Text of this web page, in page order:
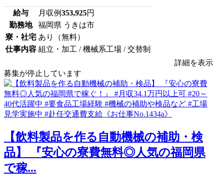
給与 月収例353,925円
勤務地
福岡県 うきは市
寮・社宅 あり（無料）
仕事内容 組立・加工 / 機械系工場 / 交替制
詳細を表示
募集が停止しています
【飲料製品を作る自動機械の補助・検
品】 『安心の寮費無料◎人気の福岡県
で稼...